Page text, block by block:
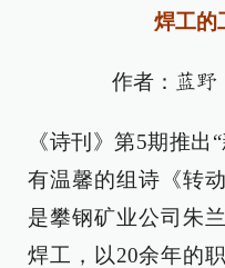
焊工的
作者： 蓝野
《诗刊》第5期推
有温馨的组诗《转
是攀钢矿业公司朱
焊工，以20余年的